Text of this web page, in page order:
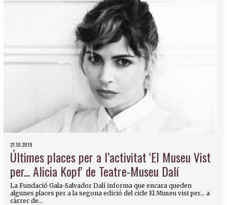
21.10.2019
Últimes places per a l’activitat 'El Museu Vist
per... Alicia Kopf' de Teatre-Museu Dalí
La Fundació Gala-Salvador Dalí informa que encara queden
algunes places per a la segona edició del cicle El Museu vist per... a
càrrec de...